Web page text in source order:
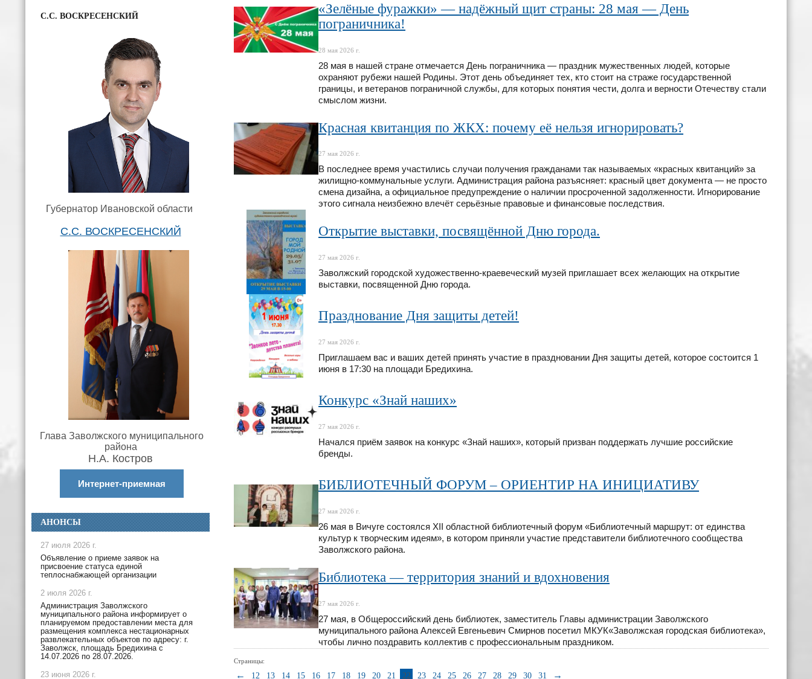
С.С. ВОСКРЕСЕНСКИЙ
Губернатор Ивановской области
С.С. ВОСКРЕСЕНСКИЙ
Глава Заволжского муниципального
района
Н.А. Костров
Интернет-приемная
АНОНСЫ
27 июля 2026 г.
Объявление о приеме заявок на
присвоение статуса единой
теплоснабжающей организации
2 июля 2026 г.
Администрация Заволжского
муниципального района информирует о
планируемом предоставлении места для
размещения комплекса нестационарных
развлекательных объектов по адресу: г.
Заволжск, площадь Бредихина с
14.07.2026 по 28.07.2026.
23 июня 2026 г.
«Зелёные фуражки» — надёжный щит страны: 28 мая — День
пограничника!
28 мая 2026 г.
28 мая в нашей стране отмечается День пограничника — праздник мужественных людей, которые
охраняют рубежи нашей Родины. Этот день объединяет тех, кто стоит на страже государственной
границы, и ветеранов пограничной службы, для которых понятия чести, долга и верности Отечеству стали
смыслом жизни.
Красная квитанция по ЖКХ: почему её нельзя игнорировать?
27 мая 2026 г.
В последнее время участились случаи получения гражданами так называемых «красных квитанций» за
жилищно-коммунальные услуги. Администрация района разъясняет: красный цвет документа — не просто
смена дизайна, а официальное предупреждение о наличии просроченной задолженности. Игнорирование
этого сигнала неизбежно влечёт серьёзные правовые и финансовые последствия.
Открытие выставки, посвящённой Дню города.
27 мая 2026 г.
Заволжский городской художественно-краевеческий музей приглашает всех желающих на открытие
выставки, посвященной Дню города.
Празднование Дня защиты детей!
27 мая 2026 г.
Приглашаем вас и ваших детей принять участие в праздновании Дня защиты детей, которое состоится 1
июня в 17:30 на площади Бредихина.
Конкурс «Знай наших»
27 мая 2026 г.
Начался приём заявок на конкурс «Знай наших», который призван поддержать лучшие российские
бренды.
БИБЛИОТЕЧНЫЙ ФОРУМ – ОРИЕНТИР НА ИНИЦИАТИВУ
27 мая 2026 г.
26 мая в Вичуге состоялся XII областной библиотечный форум «Библиотечный маршрут: от единства
культур к творческим идеям», в котором приняли участие представители библиотечного сообщества
Заволжского района.
Библиотека — территория знаний и вдохновения
27 мая 2026 г.
27 мая, в Общероссийский день библиотек, заместитель Главы администрации Заволжского
муниципального района Алексей Евгеньевич Смирнов посетил МКУК«Заволжская городская библиотека»,
чтобы лично поздравить коллектив с профессиональным праздником.
Страницы:
← 12 13 14 15 16 17 18 19 20 21 22 23 24 25 26 27 28 29 30 31 →